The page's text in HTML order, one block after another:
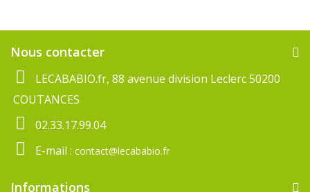
Nous contacter
LECABABIO.fr, 88 avenue division Leclerc 50200
COUTANCES
02.33.17.99.04
E-mail : contact@lecababio.fr
Informations